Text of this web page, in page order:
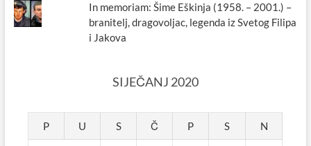
In memoriam: Šime Eškinja (1958. – 2001.) –
branitelj, dragovoljac, legenda iz Svetog Filipa
i Jakova
SIJEČANJ 2020
P U S Č P S N